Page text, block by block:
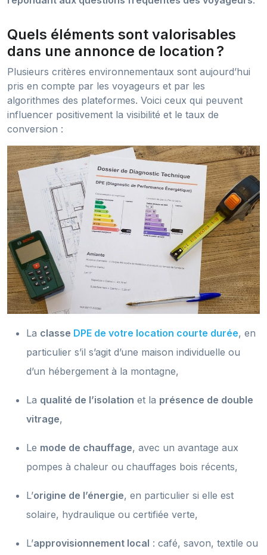
Quels éléments sont valorisables
dans une annonce de location ?
Plusieurs critères environnementaux sont aujourd’hui
pris en compte par les voyageurs et par les
algorithmes des plateformes. Voici ceux qui peuvent
influencer positivement la visibilité et le taux de
conversion :
La classe DPE de votre location courte durée, en
particulier s’il s’agit d’une maison individuelle ou
d’un hébergement à la montagne,
La qualité de l’isolation et la présence de double
vitrage,
Le mode de chauffage, avec un avantage aux
pompes à chaleur ou chauffages bois récents,
L’origine de l’énergie, en particulier si elle est
solaire, hydraulique ou certifiée verte,
L’approvisionnement local : café, savon, textile ou